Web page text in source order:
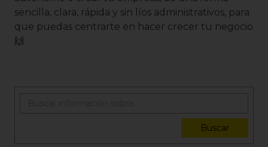
sencilla, clara, rápida y sin líos administrativos, para
que puedas centrarte en hacer crecer tu negocio
🙌
Buscar